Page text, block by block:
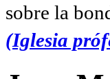
sobre la
(Iglesia